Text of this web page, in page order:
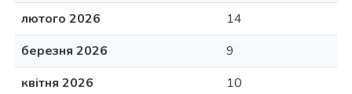
лютого 2026
14
березня 2026
9
квітня 2026
10